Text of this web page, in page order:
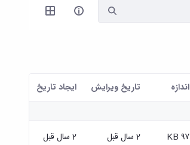
اندازه تاریخ ویرایش ايجاد تاريخ
۹۷ KB 2 سال قبل 2 سال قبل